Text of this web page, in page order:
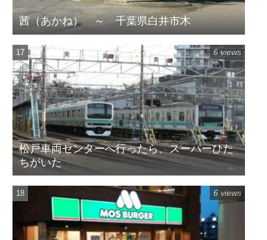
茜（あかね） ～ 千葉県白井市木
松戸車両センターへ行ったら、スーパーひた
ちがいた
6 views
6 views